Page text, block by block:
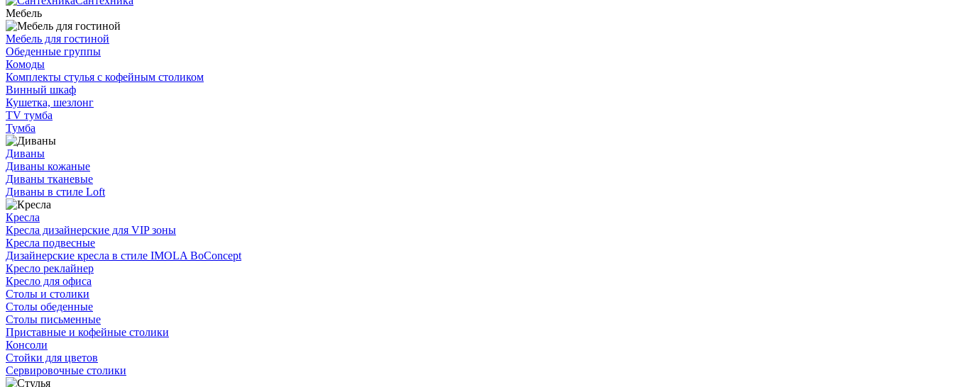
Мебель
Мебель для гостиной
Обеденные группы
Комоды
Комплекты стулья с кофейным столиком
Винный шкаф
Кушетка, шезлонг
TV тумба
Тумба
Диваны
Диваны кожаные
Диваны тканевые
Диваны в стиле Loft
Кресла
Кресла дизайнерские для VIP зоны
Кресла подвесные
Дизайнерские кресла в стиле IMOLA BoConcept
Кресло реклайнер
Кресло для офиса
Столы и столики
Столы обеденные
Столы письменные
Приставные и кофейные столики
Консоли
Стойки для цветов
Сервировочные столики